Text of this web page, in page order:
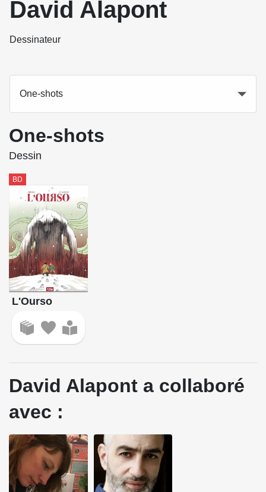
David Alapont
Dessinateur
One-shots
One-shots
Dessin
BD
L'Ourso
David Alapont a collaboré
avec :